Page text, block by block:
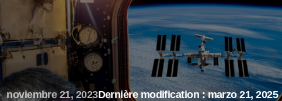
noviembre 21, 2023Dernière modification : marzo 21, 2025